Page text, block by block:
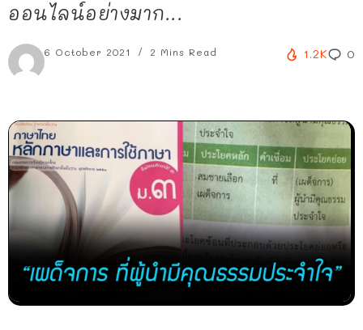
ออนไลน์อย่างมาก...
6 October 2021 2 Mins Read 1.2K 0